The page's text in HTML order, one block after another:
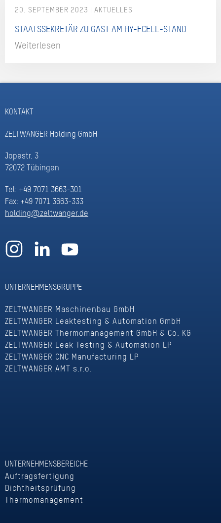
20. SEPTEMBER 2023
STAATSSEKRETÄR ZU GAST AM HY-FCELL-STAND
Weiterlesen
KONTAKT
ZELTWANGER Holding GmbH
Jopestr. 3
72072 Tübingen
Tel: +49 7071 3663-301
Fax: +49 7071 3663-333
holding@zeltwanger.de
UNTERNEHMENSGRUPPE
ZELTWANGER Maschinenbau GmbH
ZELTWANGER Leaktesting & Automation GmbH
ZELTWANGER Thermomanagement GmbH & Co. KG
ZELTWANGER Leak Testing & Automation LP
ZELTWANGER CNC Manufacturing LP
ZELTWANGER AMT s.r.o.
UNTERNEHMENSBEREICHE
Auftragsfertigung
Dichtheitsprüfung
Thermomanagement